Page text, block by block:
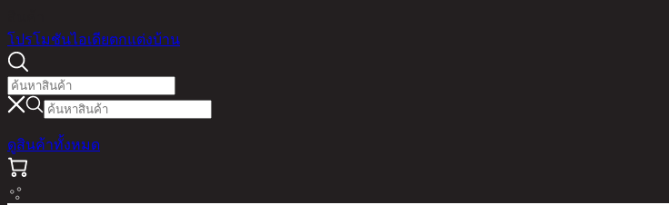
โปรโมชันไอเดียตกแต่งบ้าน
ดูสินค้าทั้งหมด